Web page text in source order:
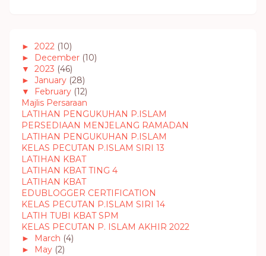
► 2022 (10)
►
December (10)
▼
2023 (46)
► January (28)
▼
February (12)
Majlis Persaraan
LATIHAN PENGUKUHAN P.ISLAM
PERSEDIAAN MENJELANG RAMADAN
LATIHAN PENGUKUHAN P.ISLAM
KELAS PECUTAN P.ISLAM SIRI 13
LATIHAN KBAT
LATIHAN KBAT TING 4
LATIHAN KBAT
EDUBLOGGER CERTIFICATION
KELAS PECUTAN P.ISLAM SIRI 14
LATIH TUBI KBAT SPM
KELAS PECUTAN P. ISLAM AKHIR 2022
►
March (4)
►
May (2)